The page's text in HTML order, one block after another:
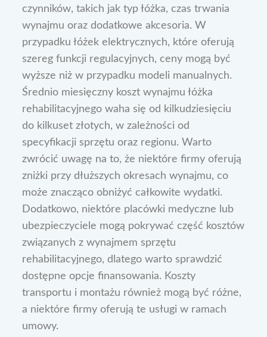
czynników, takich jak typ łóżka, czas trwania
wynajmu oraz dodatkowe akcesoria. W
przypadku łóżek elektrycznych, które oferują
szereg funkcji regulacyjnych, ceny mogą być
wyższe niż w przypadku modeli manualnych.
Średnio miesięczny koszt wynajmu łóżka
rehabilitacyjnego waha się od kilkudziesięciu
do kilkuset złotych, w zależności od
specyfikacji sprzętu oraz regionu. Warto
zwrócić uwagę na to, że niektóre firmy oferują
zniżki przy dłuższych okresach wynajmu, co
może znacząco obniżyć całkowite wydatki.
Dodatkowo, niektóre placówki medyczne lub
ubezpieczyciele mogą pokrywać część kosztów
związanych z wynajmem sprzętu
rehabilitacyjnego, dlatego warto sprawdzić
dostępne opcje finansowania. Koszty
transportu i montażu również mogą być różne,
a niektóre firmy oferują te usługi w ramach
umowy.